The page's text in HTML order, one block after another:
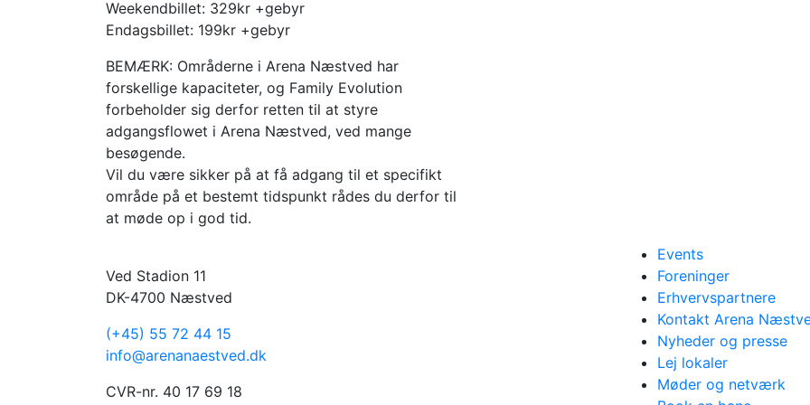
Weekendbillet: 329kr +gebyr
Endagsbillet: 199kr +gebyr
BEMÆRK: Områderne i Arena Næstved har
forskellige kapaciteter, og Family Evolution
forbeholder sig derfor retten til at styre
adgangsflowet i Arena Næstved, ved mange
besøgende.
Vil du være sikker på at få adgang til et specifikt
område på et bestemt tidspunkt rådes du derfor til
at møde op i god tid.
Ved Stadion 11
DK-4700 Næstved
(+45) 55 72 44 15
info@arenanaestved.dk
CVR-nr. 40 17 69 18
Events
Foreninger
Erhvervspartnere
Kontakt Arena
Nyheder og presse
Lej lokaler
Møder og netværk